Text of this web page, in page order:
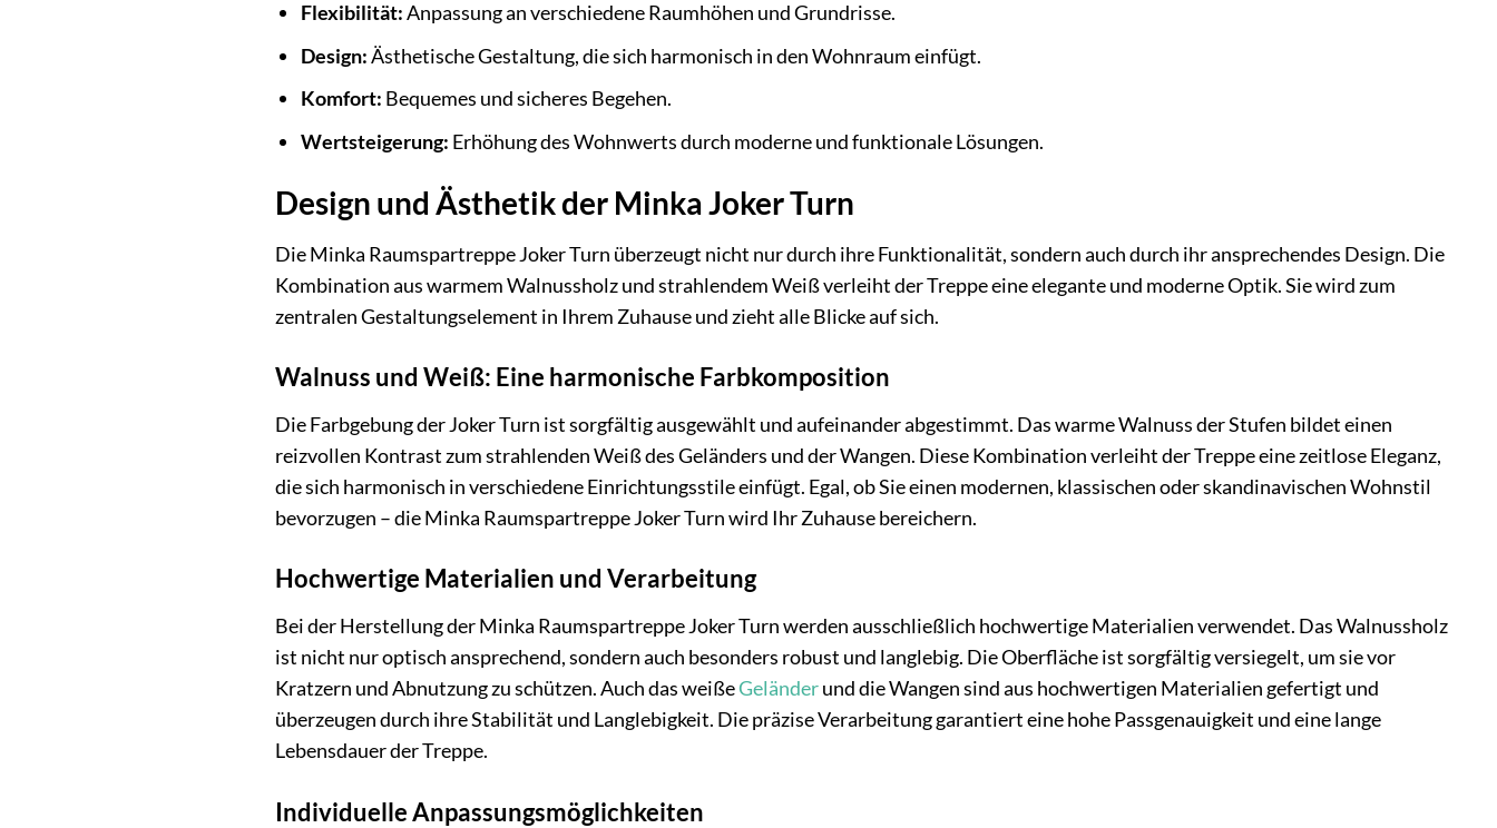
Flexibilität:Anpassung an verschiedene Raumhöhen und Grundrisse.
Design:Ästhetische Gestaltung, die sich harmonisch in den Wohnraum einfügt.
Komfort: Bequemes und sicheres Begehen.
Wertsteigerung: Erhöhung des Wohnwerts durch moderne und funktionale Lösungen.
Design und Ästhetik der Minka Joker Turn
Die Minka Raumspartreppe Joker Turn überzeugt nicht nur durch ihre Funktionalität, sondern auch durch ihr ansprechendes Design. Die
Kombination aus warmem Walnussholz und strahlendem Weiß verleiht der Treppe eine elegante und moderne Optik. Sie wird zum
zentralen Gestaltungselement in Ihrem Zuhause und zieht alle Blicke auf sich.
Walnuss und Weiß: Eine harmonische Farbkomposition
Die Farbgebung der Joker Turn ist sorgfältig ausgewählt und aufeinander abgestimmt. Das warme Walnuss der Stufen bildet einen
reizvollen Kontrast zum strahlenden Weiß des Geländers und der Wangen. Diese Kombination verleiht der Treppe eine zeitlose Eleganz,
die sich harmonisch in verschiedene Einrichtungsstile einfügt. Egal, ob Sie einen modernen, klassischen oder skandinavischen Wohnstil
bevorzugen – die Minka Raumspartreppe Joker Turn wird Ihr Zuhause bereichern.
Hochwertige Materialien und Verarbeitung
Bei der Herstellung der Minka Raumspartreppe Joker Turn werden ausschließlich hochwertige Materialien verwendet. Das Walnussholz
ist nicht nur optisch ansprechend, sondern auch besonders robust und langlebig. Die Oberfläche ist sorgfältig versiegelt, um sie vor
Kratzern und Abnutzung zu schützen. Auch das weißeGeländerund die Wangen sind aus hochwertigen Materialien gefertigt und
überzeugen durch ihre Stabilität und Langlebigkeit. Die präzise Verarbeitung garantiert eine hohe Passgenauigkeit und eine lange
Lebensdauer der Treppe.
Individuelle Anpassungsmöglichkeiten